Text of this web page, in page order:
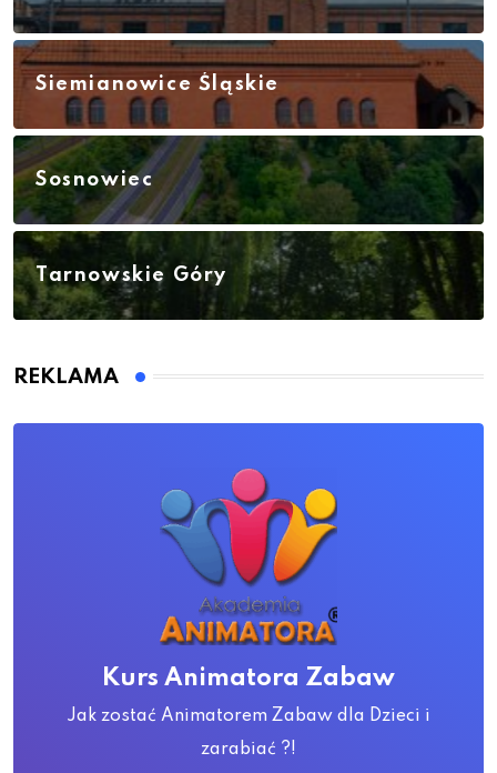
Siemianowice Śląskie
Sosnowiec
Tarnowskie Góry
REKLAMA
Kurs Animatora Zabaw
Jak zostać Animatorem Zabaw dla Dzieci i
zarabiać ?!